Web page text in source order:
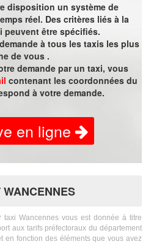
disposition un système de
réel. Des critères liés à la
peuvent être spécifiés.
à tous les taxis les plus
de vous .
demande par un taxi, vous
contenant les coordonnées du
à votre demande.
en ligne
Wancennes vous est donnée à titre
aux tarifs préfectoraux du département
en fonction des éléments que vous avez